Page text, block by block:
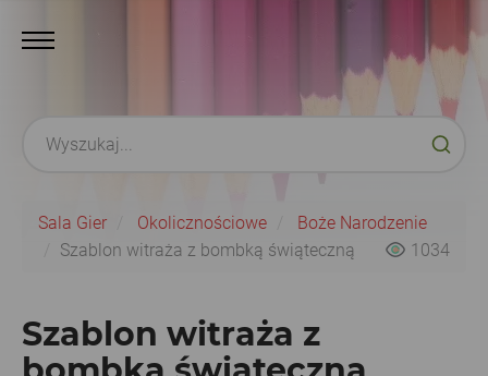
Sala Gier Okolicznościowe
Boże Narodzenie
Szablon witraża z bombką świąteczną
1034
Szablon witraża z